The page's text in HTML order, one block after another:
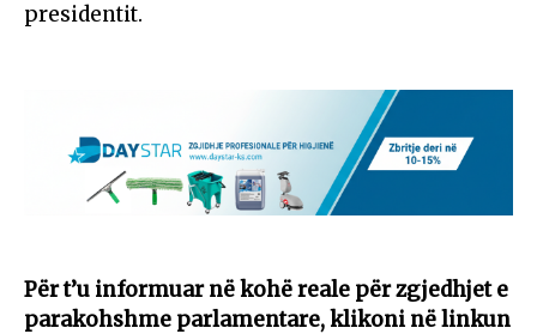
presidentit.
Për t’u informuar në kohë reale për zgjedhjet e
parakohshme parlamentare, klikoni në linkun